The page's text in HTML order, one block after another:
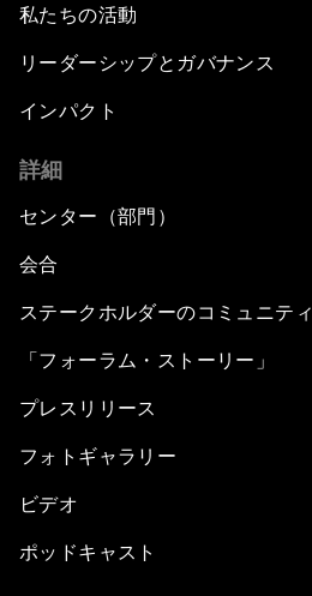
私たちの活動
リーダーシップとガバナンス
インパクト
詳細
センター（部門）
会合
ステークホルダーのコミュニティ
「フォーラム・ストーリー」
プレスリリース
フォトギャラリー
ビデオ
ポッドキャスト